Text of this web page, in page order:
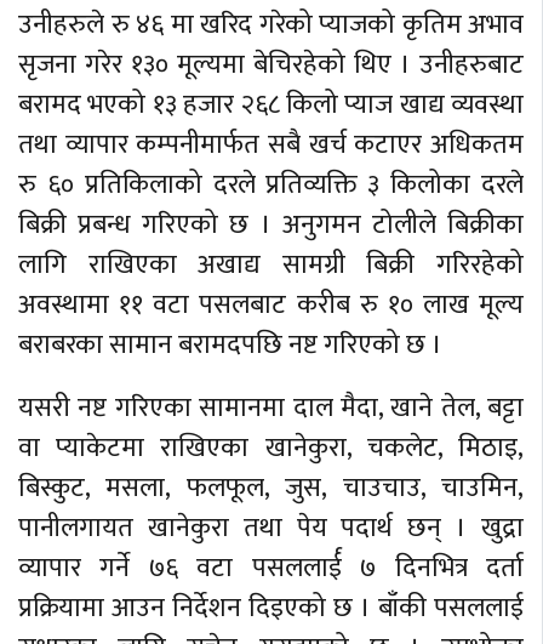
उनीहरुले रु ४६ मा खरिद गरेको प्याजको कृतिम अभाव
सृजना गरेर १३० मूल्यमा बेचिरहेको थिए । उनीहरुबाट
बरामद भएको १३ हजार २६८ किलो प्याज खाद्य व्यवस्था
तथा व्यापार कम्पनीमार्फत सबै खर्च कटाएर अधिकतम
रु ६० प्रतिकिलाको दरले प्रतिव्यक्ति ३ किलोका दरले
बिक्री प्रबन्ध गरिएको छ । अनुगमन टोलीले बिक्रीका
लागि राखिएका अखाद्य सामग्री बिक्री गरिरहेको
अवस्थामा ११ वटा पसलबाट करीब रु १० लाख मूल्य
बराबरका सामान बरामदपछि नष्ट गरिएको छ ।
यसरी नष्ट गरिएका सामानमा दाल मैदा, खाने तेल, बट्टा
वा प्याकेटमा राखिएका खानेकुरा, चकलेट, मिठाइ,
बिस्कुट, मसला, फलफूल, जुस, चाउचाउ, चाउमिन,
पानीलगायत खानेकुरा तथा पेय पदार्थ छन् । खुद्रा
व्यापार गर्ने ७६ वटा पसललार्ई ७ दिनभित्र दर्ता
प्रक्रियामा आउन निर्देशन दिइएको छ । बाँकी पसललाई